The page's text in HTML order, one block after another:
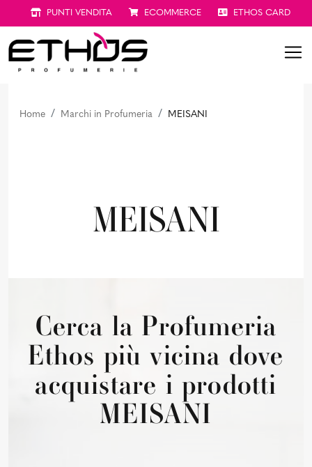
PUNTI VENDITA ECOMMERCE ETHOS CARD
Home Marchi in Profumeria MEISANI
MEISANI
Cerca la Profumeria
Ethos più vicina dove
acquistare i prodotti
MEISANI